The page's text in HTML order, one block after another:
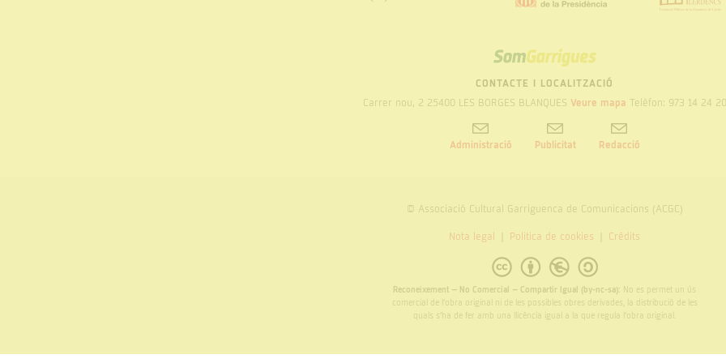
SOM
GARRIGUES
CONTACTE I LOCALITZACIÓ
Carrer nou, 2 25400 LES BORGES BLANQUES Veure mapa Telèfon: 973 14 24 20
Administració Publicitat Redacció
© Associació Cultural Garriguenca de Comunicacions (ACGC)
Nota legal Politica de cookies Crèdits
Reconeixement – No Comercial – Compartir Igual (by-nc-sa): No es permet un ús
comercial de l’obra original ni de les possibles obres derivades, la distribució de les
quals s’ha de fer amb una llicència igual a la que regula l’obra original.